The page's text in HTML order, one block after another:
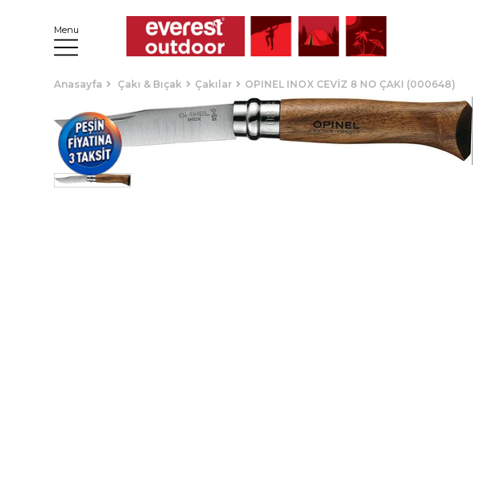
Menu
Anasayfa Çakı & Bıçak Çakılar OPINEL INOX CEVİZ 8 NO ÇAKI (000648)